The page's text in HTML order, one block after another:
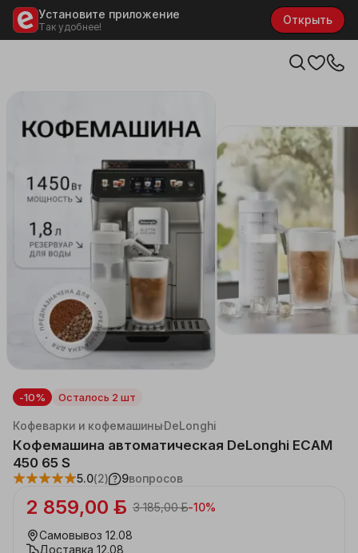
Установите приложение
Так удобнее!
Открыть
-10% Осталось 2 шт
Каталог
Бытовая техника
Мелкая техника для кухни
Кофеварки и кофемашиныDeLonghi
Кофемашина автоматическая DeLonghi ECAM
450 65 S
5.0(2) 9вопросов
3 185,00 ƃ-10%
2 859,00 ƃ
Самовывоз 12.08
Доставка 12.08